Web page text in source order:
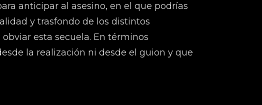
anticipar al asesino, en el que podrías
y trasfondo de los distintos
esta secuela. En términos
la realización ni desde el guion y que